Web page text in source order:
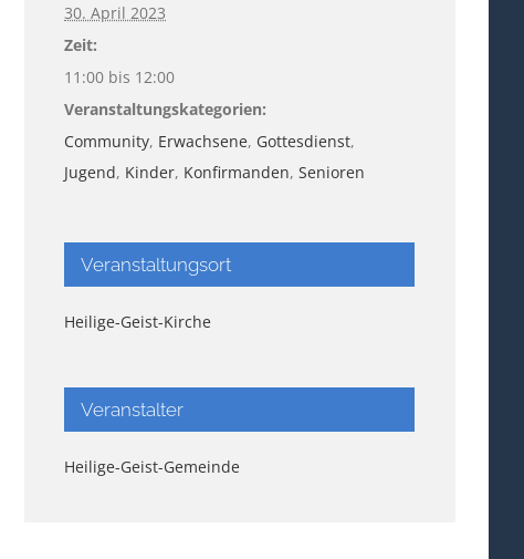
30. April 2023
Zeit:
11:00 bis 12:00
Veranstaltungskategorien:
Community, Erwachsene, Gottesdienst,
Jugend, Kinder, Konfirmanden,Senioren
Veranstaltungsort
Heilige-Geist-Kirche
Veranstalter
Heilige-Geist-Gemeinde